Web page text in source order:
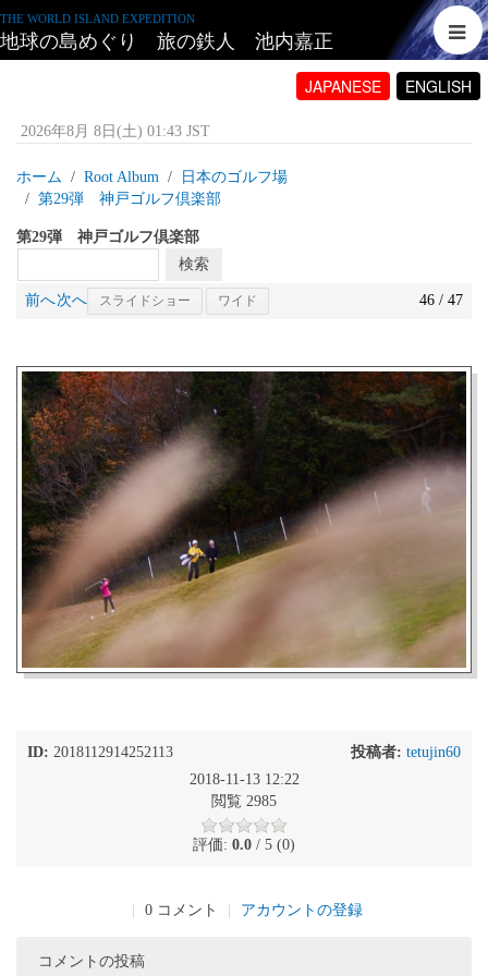
THE WORLD ISLAND EXPEDITION
地球の島めぐり 旅の鉄人 池内嘉正
JAPANESE ENGLISH
2026年8月 8日(土) 01:43 JST
ホーム Root Album
日本のゴルフ場
第29弾 神戸ゴルフ倶楽部
第29弾 神戸ゴルフ倶楽部
前へ次へ スライドショー ワイド 46 / 47
ID: 2018112914252113 投稿者: tetujin60
2018-11-13 12:22
閲覧 2985
評価: 0.0 / 5 (0)
0 コメント アカウントの登録
コメントの投稿